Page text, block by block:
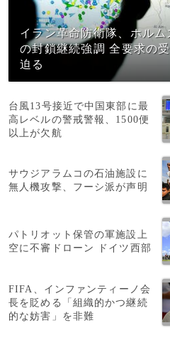
イラン革命防衛隊、ホルム
の封鎖継続強調 全要求の
迫る
台風13号接近で中国東部に最
高レベルの警戒警報、1500便
以上が欠航
サウジアラムコの石油施設に
無人機攻撃、フーシ派が声明
パトリオット保管の軍施設上
空に不審ドローン ドイツ西部
FIFA、インファンティーノ会
長を貶める「組織的かつ継続
的な妨害」を非難